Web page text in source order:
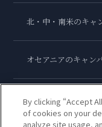
北・中・南米のキャ
オセアニアのキャン
アジアのキャンパス
By clicking “Accept
of cookies on your
analyze site usage,